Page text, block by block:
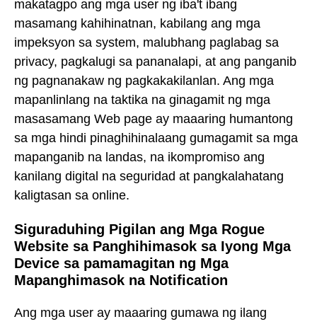
makatagpo ang mga user ng iba't ibang
masamang kahihinatnan, kabilang ang mga
impeksyon sa system, malubhang paglabag sa
privacy, pagkalugi sa pananalapi, at ang panganib
ng pagnanakaw ng pagkakakilanlan. Ang mga
mapanlinlang na taktika na ginagamit ng mga
masasamang Web page ay maaaring humantong
sa mga hindi pinaghihinalaang gumagamit sa mga
mapanganib na landas, na ikompromiso ang
kanilang digital na seguridad at pangkalahatang
kaligtasan sa online.
Siguraduhing Pigilan ang Mga Rogue
Website sa Panghihimasok sa Iyong Mga
Device sa pamamagitan ng Mga
Mapanghimasok na Notification
Ang mga user ay maaaring gumawa ng ilang